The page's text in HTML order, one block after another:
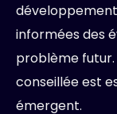
informées des
problème
conseillée est
émergent.